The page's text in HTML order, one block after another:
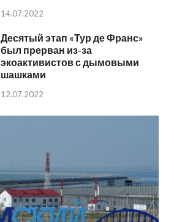
14.07.2022
Десятый этап «Тур де Франс»
был прерван из-за
экоактивистов с дымовыми
шашками
12.07.2022